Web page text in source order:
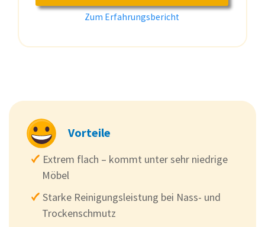
Zum Erfahrungsbericht
Vorteile
Extrem flach – kommt unter sehr niedrige
Möbel
Starke Reinigungsleistung bei Nass- und
Trockenschmutz